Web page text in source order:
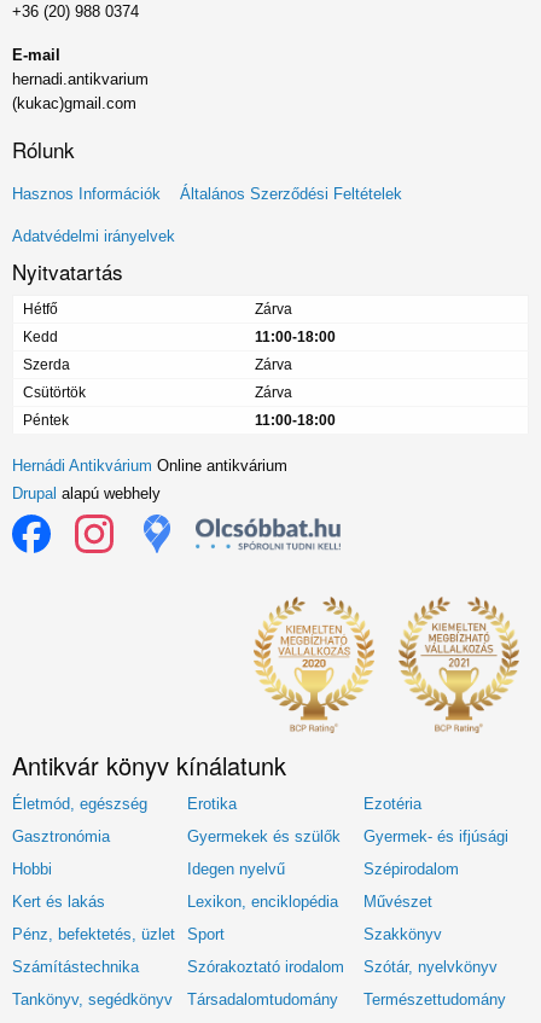
+36 (20) 988 0374
E-mail
hernadi.antikvarium
(kukac)gmail.com
Rólunk
Lábléc
menü
Hasznos Információk Általános Szerződési Feltételek
Adatvédelmi irányelvek
Nyitvatartás
Hétfő
Zárva
Kedd
11:00-18:00
Szerda
Zárva
Csütörtök
Zárva
Péntek
11:00-18:00
Hernádi Antikvárium Online antikvárium
Drupal alapú webhely
Antikvár könyv kínálatunk
Életmód, egészség Erotika
Ezotéria
Gasztronómia
Gyermekek és szülők
Gyermek- és ifjúsági
Hobbi
Idegen nyelvű
Szépirodalom
Kert és lakás
Lexikon, enciklopédia
Művészet
Pénz, befektetés, üzlet
Sport
Szakkönyv
Számítástechnika
Szórakoztató irodalom
Szótár, nyelvkönyv
Tankönyv, segédkönyv
Társadalomtudomány Természettudomány